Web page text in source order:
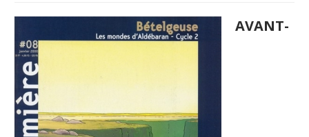
AVANT-